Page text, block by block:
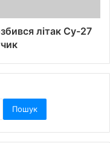
літак Су-27
Пошук